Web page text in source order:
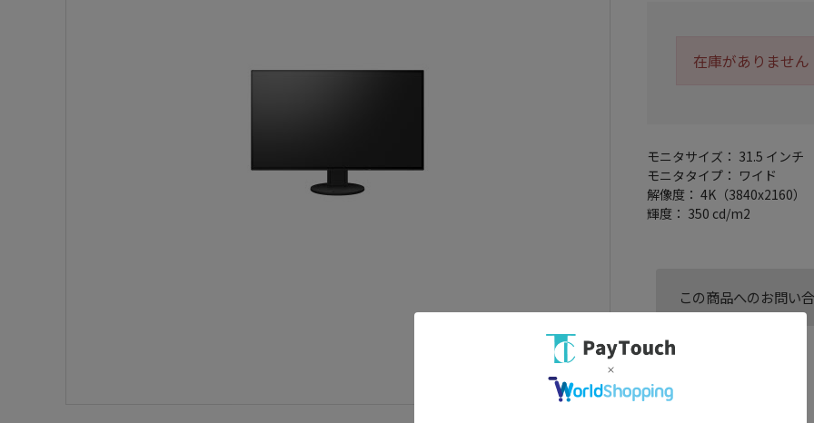
在庫がありません
モニタサイズ： 31.5 インチ
モニタタイプ： ワイド
解像度： 4K（3840x2160）
輝度： 350 cd/m2
この商品へのお問い